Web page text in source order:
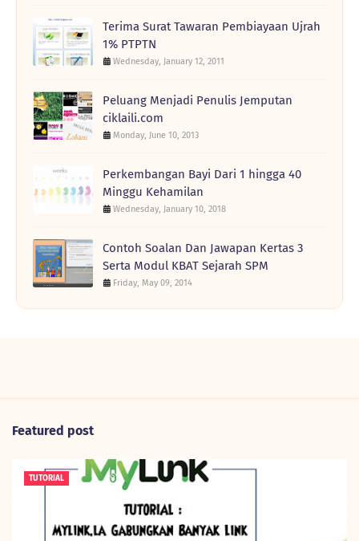
Terima Surat Tawaran Pembiayaan Ujrah
1% PTPTN
Wednesday, January 12, 2011
Peluang Menjadi Penulis Jemputan
ciklaili.com
Monday, June 10, 2013
Perkembangan Bayi Dari 1 hingga 40
Minggu Kehamilan
Wednesday, January 10, 2018
Contoh Soalan Dan Jawapan Kertas 3
Serta Modul KBAT Sejarah SPM
Friday, May 09, 2014
Featured post
TUTORIAL